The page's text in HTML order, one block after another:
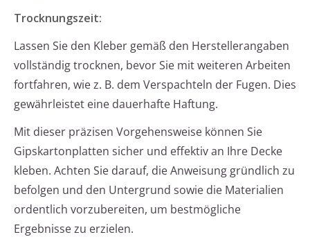
Trocknungszeit:
Lassen Sie den Kleber gemäß den Herstellerangaben
vollständig trocknen, bevor Sie mit weiteren Arbeiten
fortfahren, wie z. B. dem Verspachteln der Fugen. Dies
gewährleistet eine dauerhafte Haftung.
Mit dieser präzisen Vorgehensweise können Sie
Gipskartonplatten sicher und effektiv an Ihre Decke
kleben. Achten Sie darauf, die Anweisung gründlich zu
befolgen und den Untergrund sowie die Materialien
ordentlich vorzubereiten, um bestmögliche
Ergebnisse zu erzielen.